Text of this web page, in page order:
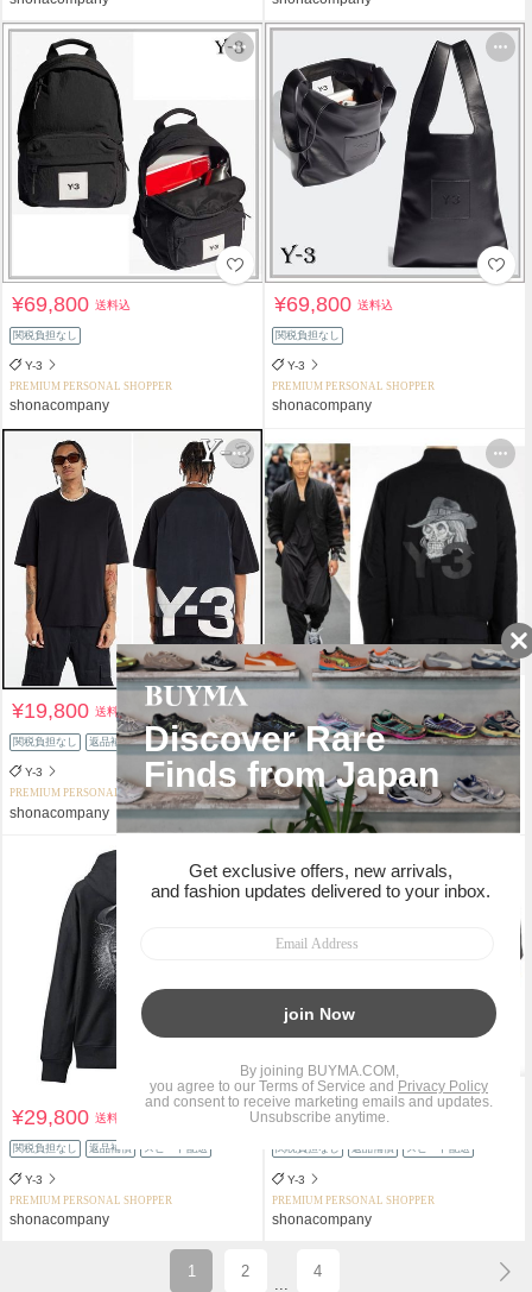
¥69,800送料込
関税負担なし
Y-3
PREMIUM PERSONAL SHOPPER
shonacompany
¥69,800送料込
関税負担なし
Y-3
PREMIUM PERSONAL SHOPPER
shonacompany
¥19,800送料込
関税負担なし 返品補償 スピード配送
Y-3
PREMIUM PERSONAL SHOPPER
shonacompany
¥119,800 送料込
関税負担なし 返品補償
Y-3
PREMIUM PERSONAL SHOPPER
shonacompany
¥29,800送料込
関税負担なし 返品補償 スピード配送
Y-3
PREMIUM PERSONAL SHOPPER
shonacompany
¥19,800送料込
関税負担なし 返品補償 スピード配送
Y-3
PREMIUM PERSONAL SHOPPER
shonacompany
1 2 4